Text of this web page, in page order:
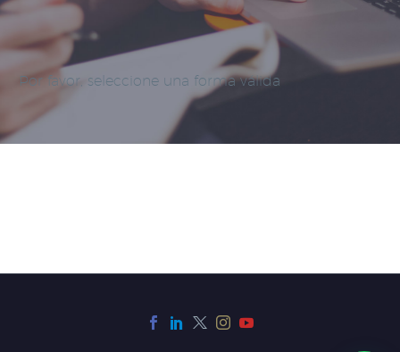
Por favor, seleccione una forma válida